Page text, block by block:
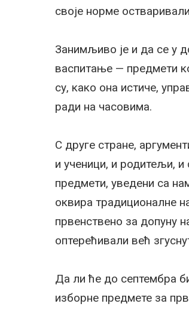
своје норме
Занимљиво је и да се у
васпитање — предмети
су, како она истиче,
ради на часовима.
С друге стране,
и ученици, и родитељи,
предмети, уведени са
оквира традиционалне
првенствено за допуну
оптерећивали већ
Да ли ће до септембра
изборне предмете за